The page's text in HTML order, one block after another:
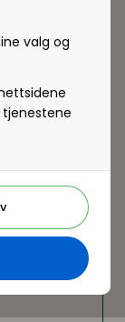
valg og
I
i